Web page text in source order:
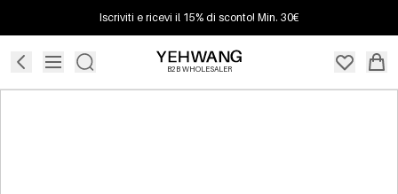
Iscriviti e ricevi il 15% di sconto! Min. 30€
B2B WHOLESALER